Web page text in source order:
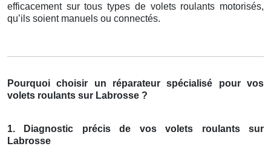
efficacement sur tous types de volets roulants motorisés,
qu’ils soient manuels ou connectés.
Pourquoi choisir un réparateur spécialisé pour vos
volets roulants sur Labrosse ?
1. Diagnostic précis de vos volets roulants sur
Labrosse